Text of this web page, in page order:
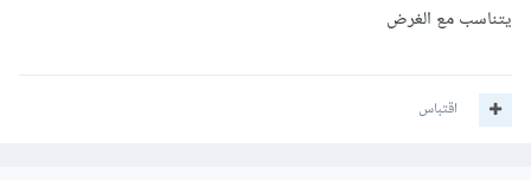
يتناسب مع الغرض
اقتباس